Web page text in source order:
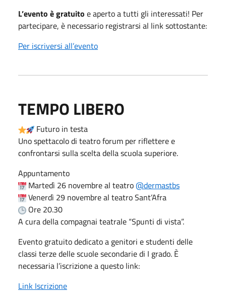
L’evento è gratuito e aperto a tutti gli interessati! Per
partecipare, è necessario registrarsi al link sottostante:
Per iscriversi all’evento
TEMPO LIBERO
Futuro in testa
Uno spettacolo di teatro forum per riflettere e
confrontarsi sulla scelta della scuola superiore.
Appuntamento
Martedì 26 novembre al teatro@dermastbs
Venerdì 29 novembre al teatro Sant’Afra
Ore 20.30
A cura della compagnai teatrale “Spunti di vista”.
Evento gratuito dedicato a genitori e studenti delle
classi terze delle scuole secondarie di I grado. È
necessaria l’iscrizione a questo link:
Link Iscrizione